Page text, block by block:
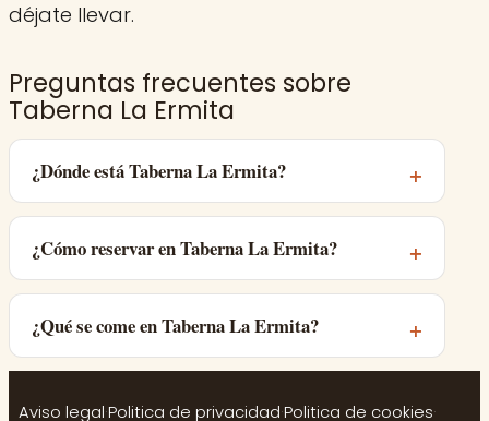
déjate llevar.
Preguntas frecuentes sobre
Taberna La Ermita
¿Dónde está Taberna La Ermita?
¿Cómo reservar en Taberna La Ermita?
¿Qué se come en Taberna La Ermita?
Aviso legal·Politica de privacidad·Politica de cookies·